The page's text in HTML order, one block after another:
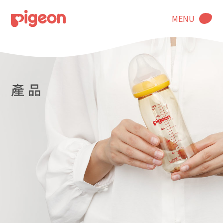
MENU
產 品